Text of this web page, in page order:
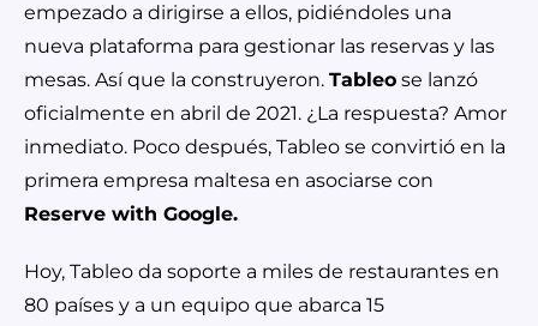
empezado a dirigirse a ellos, pidiéndoles una
nueva plataforma para gestionar las reservas y las
mesas. Así que la construyeron. Tableo se lanzó
oficialmente en abril de 2021. ¿La respuesta? Amor
inmediato. Poco después, Tableo se convirtió en la
primera empresa maltesa en asociarse con
Reserve with Google.
Hoy, Tableo da soporte a miles de restaurantes en
80 países y a un equipo que abarca 15